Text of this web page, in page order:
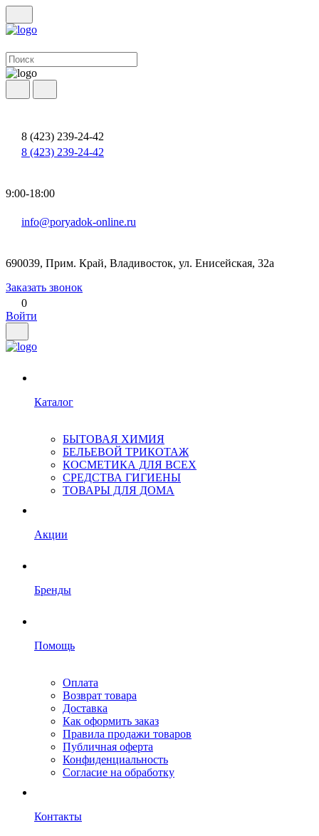
8 (423) 239-24-42
8 (423) 239-24-42
9:00-18:00
info@poryadok-online.ru
690039, Прим. Край, Владивосток, ул. Енисейская, 32а
Заказать звонок
0
Войти
Каталог
БЫТОВАЯ ХИМИЯ
БЕЛЬЕВОЙ ТРИКОТАЖ
КОСМЕТИКА ДЛЯ ВСЕХ
СРЕДСТВА ГИГИЕНЫ
ТОВАРЫ ДЛЯ ДОМА
Акции
Бренды
Помощь
Оплата
Возврат товара
Доставка
Как оформить заказ
Правила продажи товаров
Публичная оферта
Конфиденциальность
Согласие на обработку
Контакты